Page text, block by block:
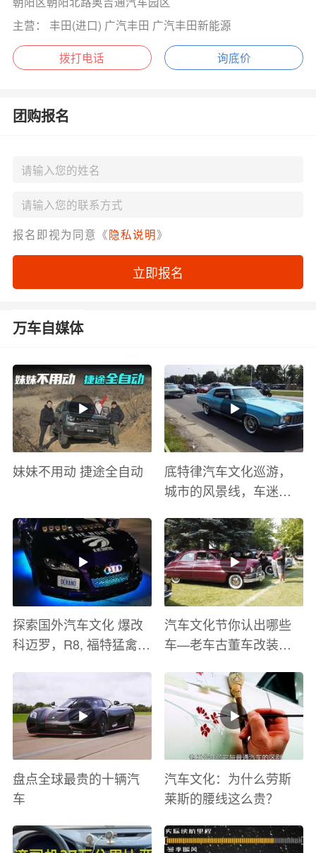
主营： 丰田(进口) 广汽丰田 广汽丰田新能源
拨打电话 询底价
团购报名
报名即视为同意《隐私说明》
立即报名
万车自媒体
妹妹不用动 捷途全自动
底特律汽车文化巡游，
城市的风景线，车迷的
探索国外汽车文化 爆改
科迈罗，R8, 福特猛禽
汽车文化节你认出哪些
车—老车古董车改装车
盘点全球最贵的十辆汽
车
汽车文化：为什么劳斯
莱斯的腰线这么贵？